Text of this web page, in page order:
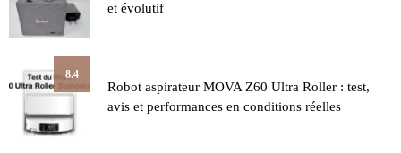
et évolutif
8.4
Robot aspirateur MOVA Z60 Ultra Roller : test,
avis et performances en conditions réelles